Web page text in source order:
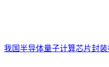
我国半导体量子计算芯片封